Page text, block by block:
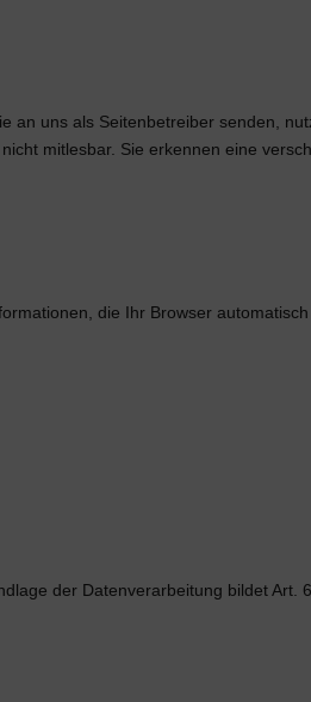
uns als Seitenbetreiber senden,
mitlesbar. Sie erkennen eine
die Ihr Browser
der Datenverarbeitung bildet Art.